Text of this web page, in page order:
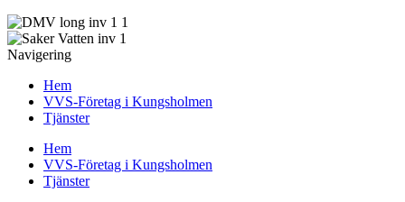
Navigering
Hem
VVS-Företag i Kungsholmen
Tjänster
Hem
VVS-Företag i Kungsholmen
Tjänster